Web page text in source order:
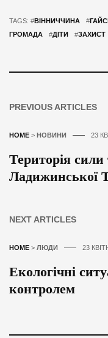
TAGS: #ВІННИЧЧИНА #
ГРОМАДА
#ДІТИ #ЗАХИСТ
PREVIOUS ARTICLES
HOME > НОВИНИ 23
Територія сили
Ладижинської
NEXT ARTICLES
HOME > ЛЮДИ 23
Екологічні
контролем